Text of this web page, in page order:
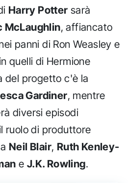
Harry Potter sarà
McLaughlin, affiancato
panni di Ron Weasley e
quelli di Hermione
del progetto c'è la
Gardiner, mentre
diversi episodi
ruolo di produttore
Neil Blair, Ruth Kenley-
e J.K. Rowling.